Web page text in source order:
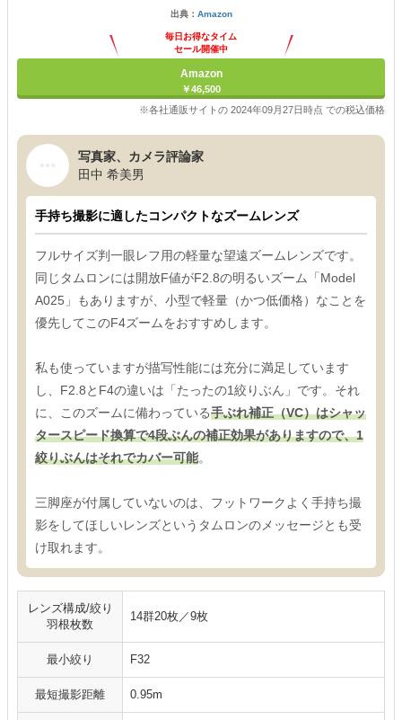
出典： Amazon
毎日お得なタイム
セール開催中
Amazon
￥46,500
※各社通販サイトの 2024年09月27日時点 での税込価格
写真家、カメラ評論家
田中 希美男
手持ち撮影に適したコンパクトなズームレンズ
フルサイズ判一眼レフ用の軽量な望遠ズームレンズです。
同じタムロンには開放F値がF2.8の明るいズーム「Model
A025」もありますが、小型で軽量（かつ低価格）なことを
優先してこのF4ズームをおすすめします。
私も使っていますが描写性能には充分に満足しています
し、F2.8とF4の違いは「たったの1絞りぶん」です。それ
に、このズームに備わっている手ぶれ補正（VC）はシャッ
タースピード換算で4段ぶんの補正効果がありますので、1
絞りぶんはそれでカバー可能。
三脚座が付属していないのは、フットワークよく手持ち撮
影をしてほしいレンズというタムロンのメッセージとも受
け取れます。
レンズ構成/絞り
羽根枚数
14群20枚／9枚
最小絞り F32
最短撮影距離 0.95m